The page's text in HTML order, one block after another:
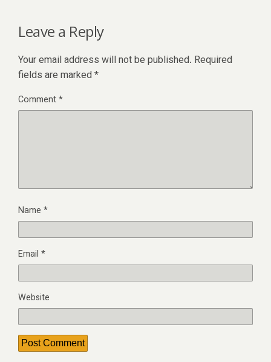
Leave a Reply
Your email address will not be published. Required
fields are marked *
Comment*
Name *
Email *
Website